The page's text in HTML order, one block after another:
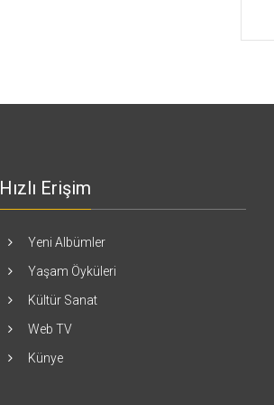
Hızlı Erişim
Yeni Albümler
Yaşam Öyküleri
Kültür Sanat
Web TV
Künye